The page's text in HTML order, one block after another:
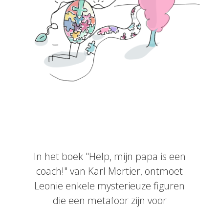
In het boek "Help, mijn papa is een
coach!" van Karl Mortier, ontmoet
Leonie enkele mysterieuze figuren
die een metafoor zijn voor